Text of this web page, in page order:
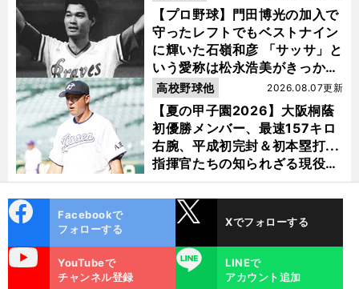
【プロ野球】門田博光の加入で
守ったレフトでもベストナイン
に輝いた石嶺和彦 「サッサ」と
いう愛称は松永浩美がきっか
け？
【夏の甲子園2026】大阪桐蔭
初優勝メンバー、最速157キロ
右腕、平成初完封＆初本塁打...
指揮官たちの知られざる現役時
代
2026.08.07更新
高校野球他
ok
Facebookで
フォローする
Xでフォローする
YouTubeで
チャンネル登録
LINE
LINEで
アカウント追加